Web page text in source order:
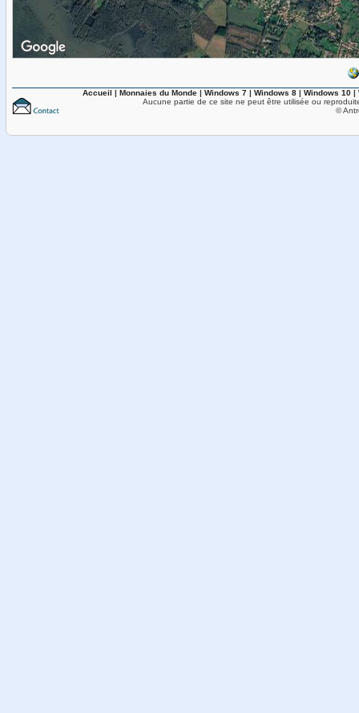
Accueil | Monnaies du Monde | Windows 7 | Windows 8 | Windows 10 |
Aucune partie de ce site ne peut être utilisée ou
©